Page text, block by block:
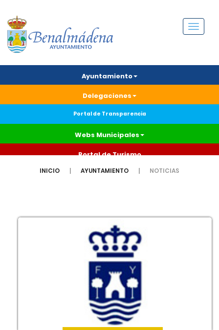
Menú
Ayuntamiento
Delegaciones
Portal de Transparencia
Webs Municipales
Portal de Turismo
INICIO AYUNTAMIENTO NOTICIAS